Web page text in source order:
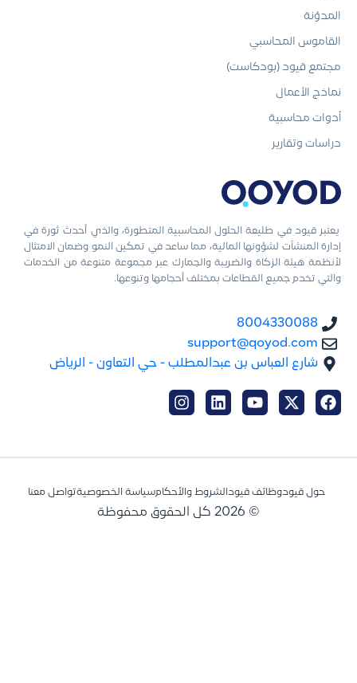
يعتبر قيود في طليعة الحلول المحاسبية المتطورة، والذي أحدث ثورة في
إدارة المنشآت لشؤونها المالية، مما ساعد في تمكين النمو وضمان الامتثال
لأنظمة هيئة الزكاة والضريبة والجمارك عبر مجموعة متنوعة من الخدمات
والتي تخدم جميع القطاعات بمختلف أحجامها وتنوعها.
8004330088
support@qoyod.com
شارع العباس بن عبدالمطلب - حي التعاون - الرياض
المدوّنة
القاموس المحاسبي
مجتمع قيود (بودكاست)
نماذج الأعمال
أدوات محاسبية
دراسات وتقارير
حول قيودوظائف قيود الشروط والأحكامسياسة الخصوصيةتواصل معنا
© 2026 كل الحقوق محفوظة